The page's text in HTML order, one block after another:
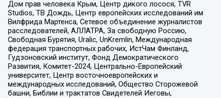
Дом прав человека Крым, Центр дикого лосося, TVR
Studios, ТВ Дождь, Центр европейских исследований им
Вилфрида Мартенса, Сетевое объединение журналистов
расследователей, АЛЛАТРА, За свободную Россию,
Свободная Бурятия, Uralic, UnKremlin, Международная
федерация транспортных рабочих, ИстЧам Финланд,
Гудзоновский институт, Фонд Демократического
Развития, Комитет-2024, Центрально-Европейский
университет, Центр восточноевропейских и
международных исследований, Общество Сторожевой
башни, Библии и трактатов Свидетелей Иеговы,